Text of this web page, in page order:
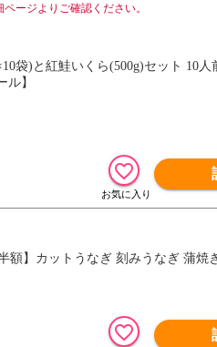
ージよりご確認ください。
袋)と紅鮭いくら(500g)セット 10人
】
】カットうなぎ 刻みうなぎ 蒲焼